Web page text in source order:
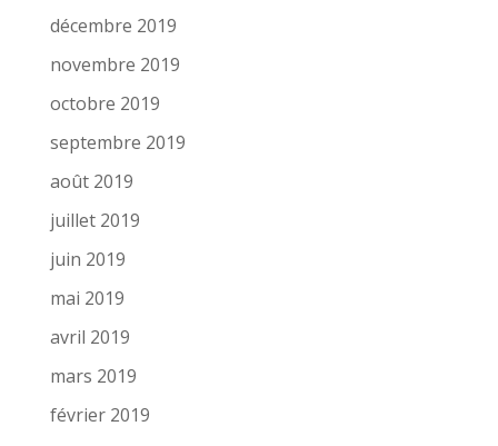
décembre 2019
novembre 2019
octobre 2019
septembre 2019
août 2019
juillet 2019
juin 2019
mai 2019
avril 2019
mars 2019
février 2019